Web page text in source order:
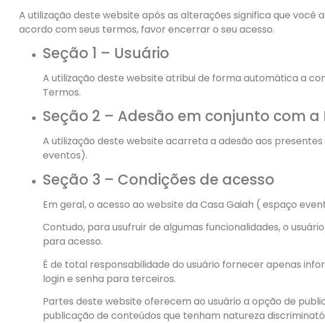
A utilização deste website após as alterações significa que você
acordo com seus termos, favor encerrar o seu acesso.
Seção 1 – Usuário
A utilização deste website atribui de forma automática a
Termos.
Seção 2 – Adesão em conjunto com
A utilização deste website acarreta a adesão aos
eventos).
Seção 3 – Condições de acesso
Em geral, o acesso ao website da Casa Gaiah ( espaço
Contudo, para usufruir de algumas funcionalidades, o
para acesso.
É de total responsabilidade do usuário fornecer apenas
login e senha para terceiros.
Partes deste website oferecem ao usuário a opção de
publicação de conteúdos que tenham natureza